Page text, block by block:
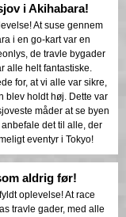
ved røde lys, og guiden
fantastiske fotos. Det
oplevelse, og jeg vil
det til alle, der besøger
i Akihabara!
At suse gennem
i en go-kart var en
de travle bygader
alle helt fantastiske.
for, at vi alle var sikre,
blev holdt høj. Dette var
måder at se byen
det til alle, der
eventyr i Tokyo!
aldrig før!
oplevelse! At race
travle gader, med alle